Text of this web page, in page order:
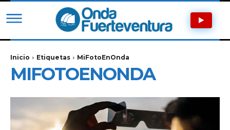
Inicio Etiquetas MiFotoEnOnda
MIFOTOENONDA